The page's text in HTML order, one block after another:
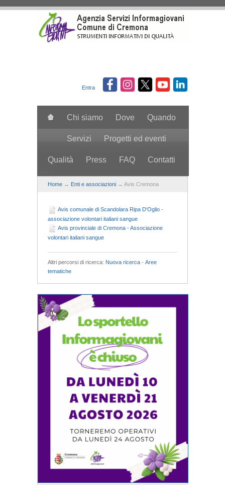
Entra
Chi siamo Dove Quando
Servizi Progetti ed eventi
Qualità Press FAQ Contatti
Home → Enti e associazioni → Avis Cremona
Avis comunale di Scandolara Ripa D'Oglio -
associazione volontari italiani sangue
Avis provinciale di Cremona - Associazione
volontari italiani sangue
Altri percorsi di ricerca: Nuova ricerca - Aree
tematiche